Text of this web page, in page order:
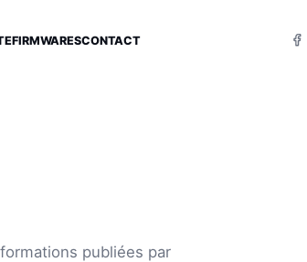
FIRMWARESCONTACT
publiées par